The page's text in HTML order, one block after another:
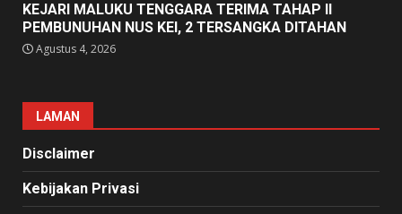
KEJARI MALUKU TENGGARA TERIMA TAHAP II
PEMBUNUHAN NUS KEI, 2 TERSANGKA DITAHAN
Agustus 4, 2026
LAMAN
Disclaimer
Kebijakan Privasi